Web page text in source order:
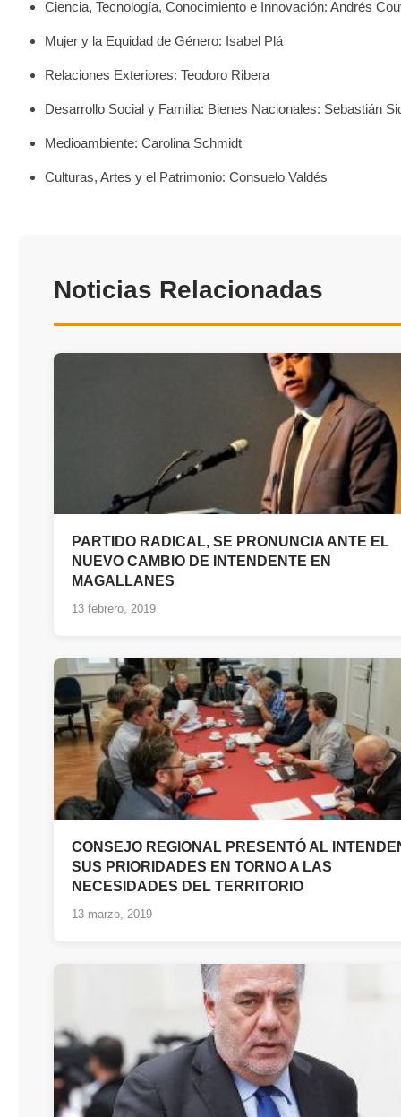
Ciencia, Tecnología, Conocimiento e Innovación: Andrés
Mujer y la Equidad de Género: Isabel Plá
Relaciones Exteriores: Teodoro Ribera
Desarrollo Social y Familia: Bienes Nacionales: Sebastián
Medioambiente: Carolina Schmidt
Culturas, Artes y el Patrimonio: Consuelo Valdés
Noticias Relacionadas
PARTIDO RADICAL, SE PRONUNCIA ANTE EL
NUEVO CAMBIO DE INTENDENTE EN
MAGALLANES
13 febrero, 2019
CONSEJO REGIONAL PRESENTÓ AL
SUS PRIORIDADES EN TORNO A LAS
NECESIDADES DEL TERRITORIO
13 marzo, 2019